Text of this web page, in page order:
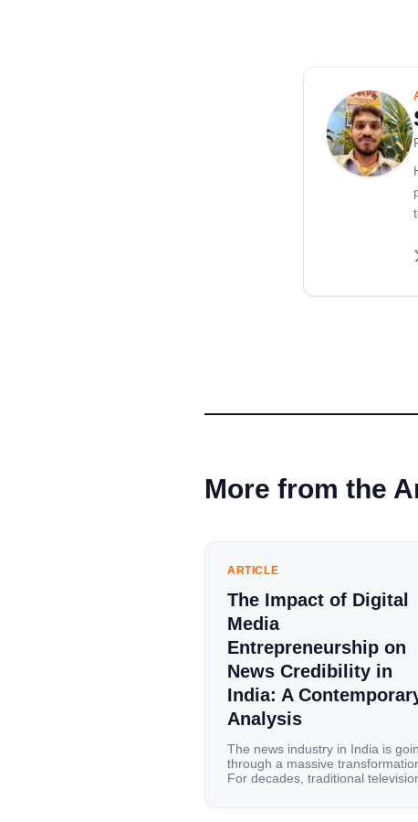
More from the
ARTICLE
The Impact of Digital
Media
Entrepreneurship on
News Credibility in
India: A
Analysis
The news industry in India is
through a massive
For decades, traditional
were the main sources of